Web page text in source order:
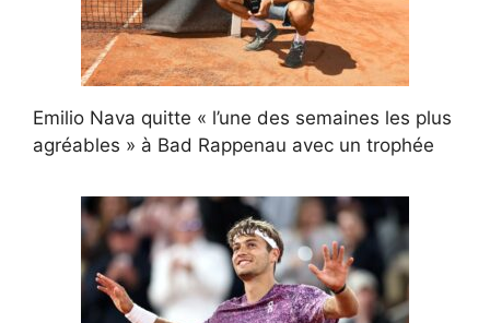
Emilio Nava quitte « l’une des semaines les plus
agréables » à Bad Rappenau avec un trophée